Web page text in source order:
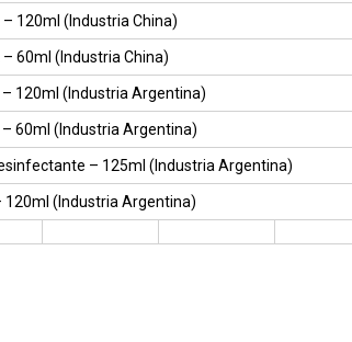
– 120ml (Industria China)
– 60ml (Industria China)
– 120ml (Industria Argentina)
– 60ml (Industria Argentina)
– 125ml (Industria Argentina)
120ml (Industria Argentina)